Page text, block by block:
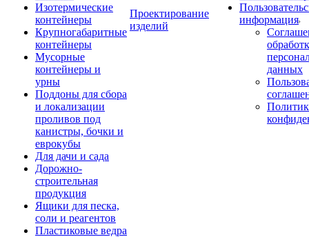
Изотермические
контейнеры
Крупногабаритные
контейнеры
Мусорные
контейнеры и
урны
Поддоны для сбора
и локализации
проливов под
канистры, бочки и
еврокубы
Для дачи и сада
Дорожно-
строительная
продукция
Ящики для песка,
соли и реагентов
Пластиковые ведра
Проектирование
изделий
информация
данных